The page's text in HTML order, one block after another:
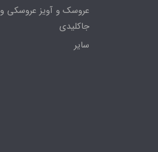
عروسک و آویز عروسکی و
جاکلیدی
سایر